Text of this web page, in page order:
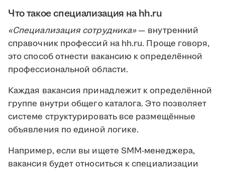
Что такое специализация на hh.ru
«Специализация сотрудника»— внутренний
справочник профессий на hh.ru. Проще говоря,
это способ отнести вакансию к определённой
профессиональной области.
Каждая вакансия принадлежит к определённой
группе внутри общего каталога. Это позволяет
системе структурировать все размещённые
объявления по единой логике.
Например, если вы ищете SMM-менеджера,
вакансия будет относиться к специализации